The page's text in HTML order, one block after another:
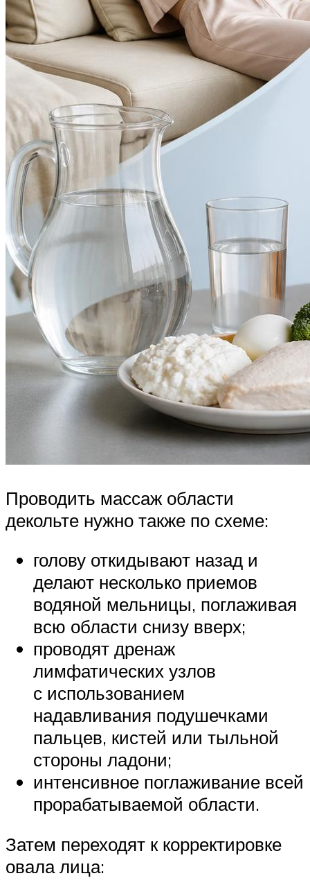
Проводить массаж области
декольте нужно также по схеме:
голову откидывают назад и
делают несколько приемов
водяной мельницы, поглаживая
всю области снизу вверх;
проводят дренаж
лимфатических узлов
с использованием
надавливания подушечками
пальцев, кистей или тыльной
стороны ладони;
интенсивное поглаживание всей
прорабатываемой области.
Затем переходят к корректировке
овала лица: